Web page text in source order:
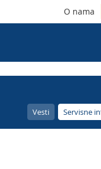
O nama
Vesti Servisne